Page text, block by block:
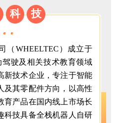
科 技
（WHEELTEC）成立于
驾驶及相关技术教育领域
新技术企业，专注于智能
及其零配件方向，以高性
育产品在国内线上市场长
科技具备全栈机器人自研